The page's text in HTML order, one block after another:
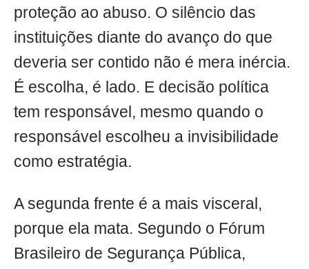
proteção ao abuso. O silêncio das
instituições diante do avanço do que
deveria ser contido não é mera inércia.
É escolha, é lado. E decisão política
tem responsável, mesmo quando o
responsável escolheu a invisibilidade
como estratégia.
A segunda frente é a mais visceral,
porque ela mata. Segundo o Fórum
Brasileiro de Segurança Pública,